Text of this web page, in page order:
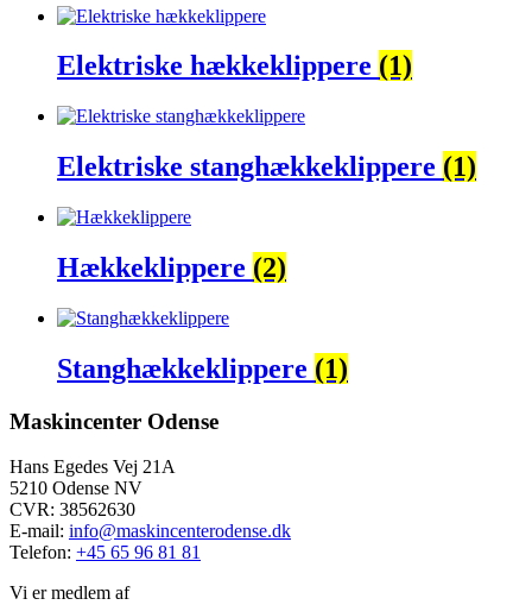
Elektriske hækkeklippere (1)
Elektriske stanghækkeklippere (1)
Hækkeklippere (2)
Stanghækkeklippere (1)
Maskincenter Odense
Hans Egedes Vej 21A
5210 Odense NV
CVR: 38562630
E-mail: info@maskincenterodense.dk
Telefon: +45 65 96 81 81
Vi er medlem af